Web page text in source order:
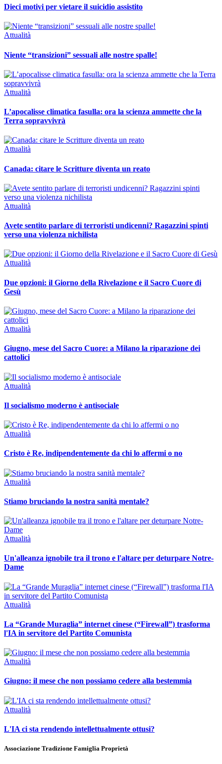
Dieci motivi per vietare il suicidio assistito
Attualità
Niente “transizioni” sessuali alle nostre spalle!
Attualità
L’apocalisse climatica fasulla: ora la scienza ammette che la
Terra sopravvivrà
Attualità
Canada: citare le Scritture diventa un reato
Attualità
Avete sentito parlare di terroristi undicenni? Ragazzini spinti
verso una violenza nichilista
Attualità
Due opzioni: il Giorno della Rivelazione e il Sacro Cuore di
Gesù
Attualità
Giugno, mese del Sacro Cuore: a Milano la riparazione dei
cattolici
Attualità
Il socialismo moderno è antisociale
Attualità
Cristo è Re, indipendentemente da chi lo affermi o no
Attualità
Stiamo bruciando la nostra sanità mentale?
Attualità
Un'alleanza ignobile tra il trono e l'altare per deturpare Notre-
Dame
Attualità
La “Grande Muraglia” internet cinese (“Firewall”) trasforma
l'IA in servitore del Partito Comunista
Attualità
Giugno: il mese che non possiamo cedere alla bestemmia
Attualità
L'IA ci sta rendendo intellettualmente ottusi?
Associazione Tradizione Famiglia Proprietà